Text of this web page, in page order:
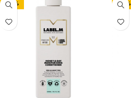
-20% -20%